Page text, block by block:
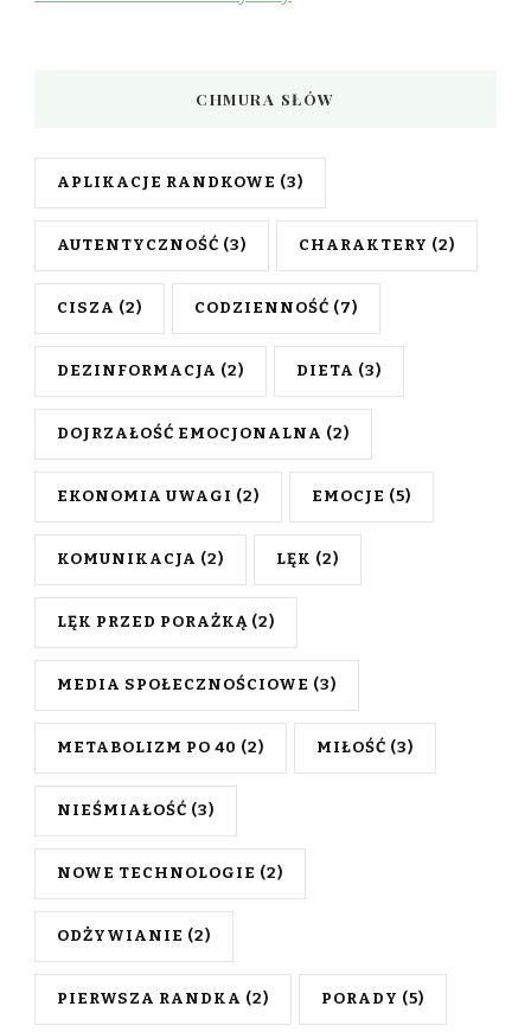
CHMURA SŁÓW
APLIKACJE RANDKOWE (3)
AUTENTYCZNOŚĆ (3) CHARAKTERY (2)
CISZA (2) CODZIENNOŚĆ (7)
DEZINFORMACJA (2) DIETA (3)
DOJRZAŁOŚĆ EMOCJONALNA (2)
EKONOMIA UWAGI (2) EMOCJE (5)
KOMUNIKACJA (2) LĘK (2)
LĘK PRZED PORAŻKĄ (2)
MEDIA SPOŁECZNOŚCIOWE (3)
METABOLIZM PO 40 (2) MIŁOŚĆ (3)
NIEŚMIAŁOŚĆ (3)
NOWE TECHNOLOGIE (2)
ODŻYWIANIE (2)
PIERWSZA RANDKA (2) PORADY (5)